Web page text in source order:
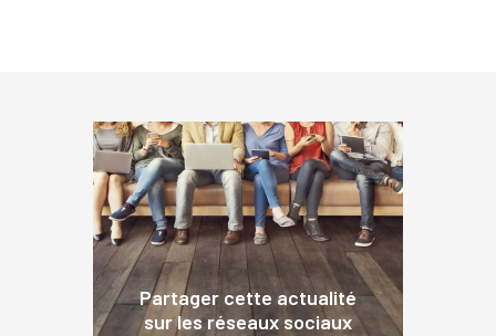
Partager cette actualité
sur les réseaux sociaux